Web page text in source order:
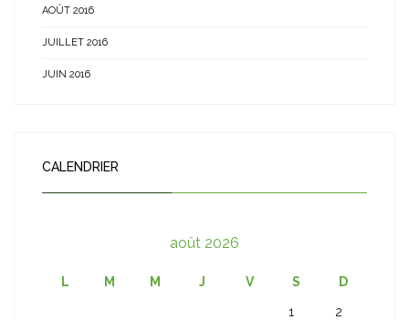
AOÛT 2016
JUILLET 2016
JUIN 2016
CALENDRIER
août 2026
L M M J V S D
1 2